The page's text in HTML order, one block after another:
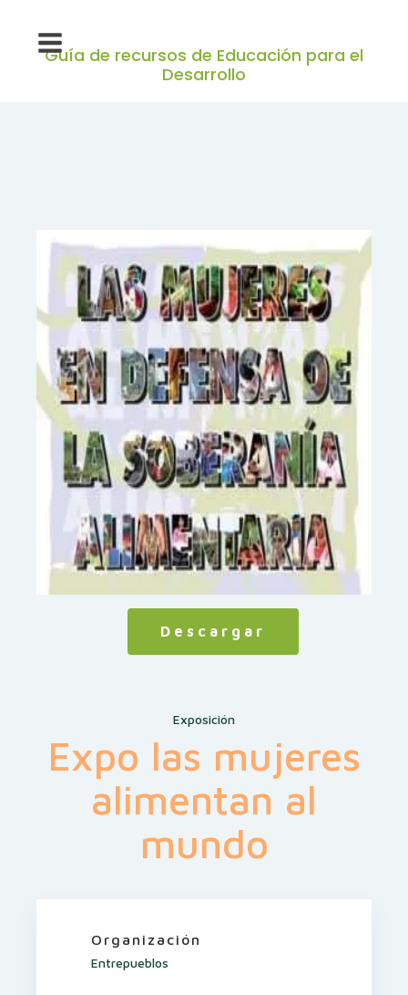
Guía de recursos de Educación para el
Desarrollo
Descargar
Exposición
Expo las mujeres
alimentan al
mundo
Organización
Entrepueblos